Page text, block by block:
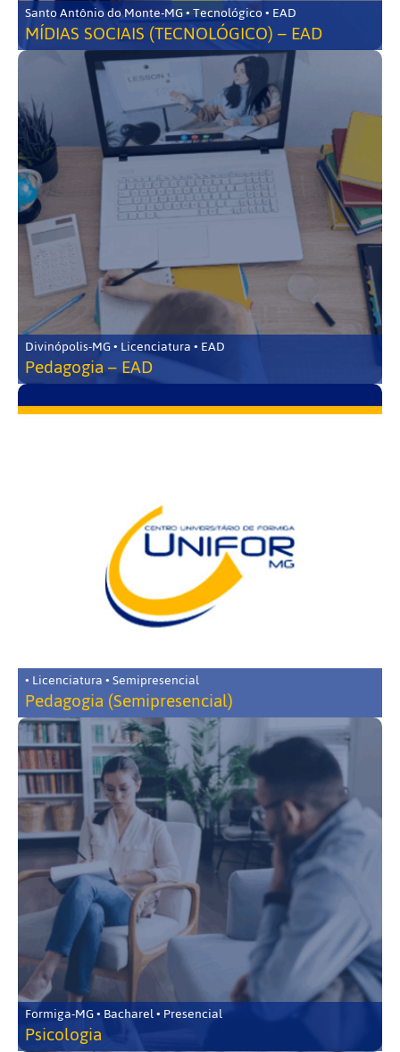
Santo Antônio do Monte-MG • Tecnológico • EAD
MÍDIAS SOCIAIS (TECNOLÓGICO) – EAD
Divinópolis-MG • Licenciatura • EAD
Pedagogia – EAD
• Licenciatura • Semipresencial
Pedagogia (Semipresencial)
Formiga-MG • Bacharel • Presencial
Psicologia